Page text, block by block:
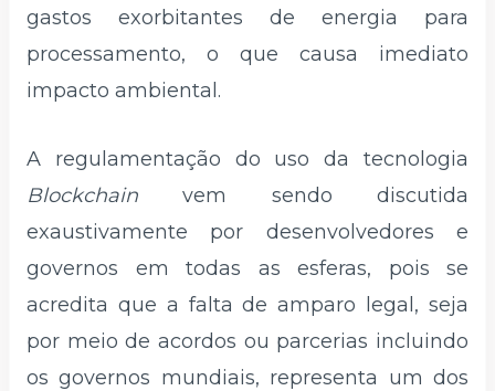
gastos exorbitantes de energia para
processamento, o que causa imediato
impacto ambiental.
A regulamentação do uso da tecnologia
Blockchain vem sendo discutida
exaustivamente por desenvolvedores e
governos em todas as esferas, pois se
acredita que a falta de amparo legal, seja
por meio de acordos ou parcerias incluindo
os governos mundiais, representa um dos